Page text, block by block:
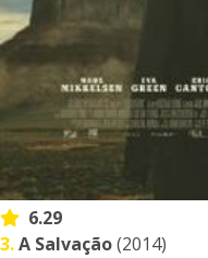
6.29
3.A Salvação(2014)